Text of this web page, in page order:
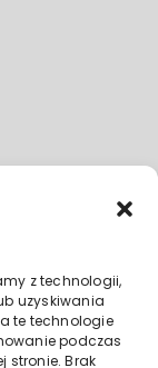
z technologii,
uzyskiwania
te technologie
podczas
stronie. Brak